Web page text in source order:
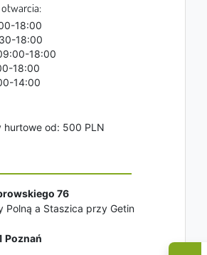
18:00
18:00
18:00
18:00
14:00
hurtowe od: 500 PLN
76
Polną a Staszica przy Getin
Poznań